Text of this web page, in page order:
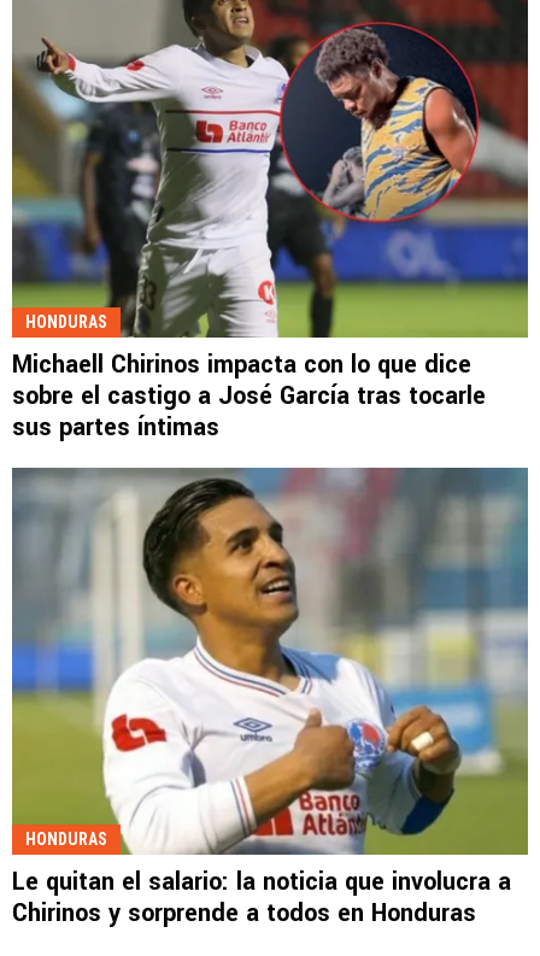
HONDURAS
Michaell Chirinos impacta con lo que dice
sobre el castigo a José García tras tocarle
sus partes íntimas
HONDURAS
Le quitan el salario: la noticia que involucra a
Chirinos y sorprende a todos en Honduras